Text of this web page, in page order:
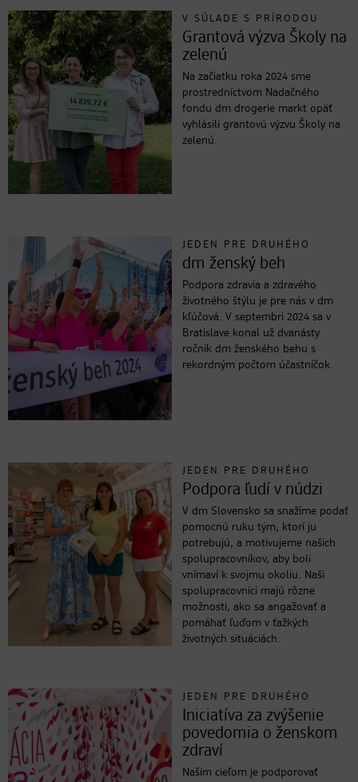
V SÚLADE S PRÍRODOU
Grantová výzva Školy na
zelenú
Na začiatku roka 2024 sme
prostredníctvom Nadačného
fondu dm drogerie markt opäť
vyhlásili grantovú výzvu Školy na
zelenú.
JEDEN PRE DRUHÉHO
dm ženský beh
Podpora zdravia a zdravého
životného štýlu je pre nás v dm
kľúčová. V septembri 2024 sa v
Bratislave konal už dvanásty
ročník dm ženského behu s
rekordným počtom účastníčok.
JEDEN PRE DRUHÉHO
Podpora ľudí v núdzi
V dm Slovensko sa snažíme podať
pomocnú ruku tým, ktorí ju
potrebujú, a motivujeme našich
spolupracovníkov, aby boli
vnímaví k svojmu okoliu. Naši
spolupracovníci majú rôzne
možnosti, ako sa angažovať a
pomáhať ľuďom v ťažkých
životných situáciách.
JEDEN PRE DRUHÉHO
Iniciatíva za zvýšenie
povedomia o ženskom
zdraví
Naším cieľom je podporovať